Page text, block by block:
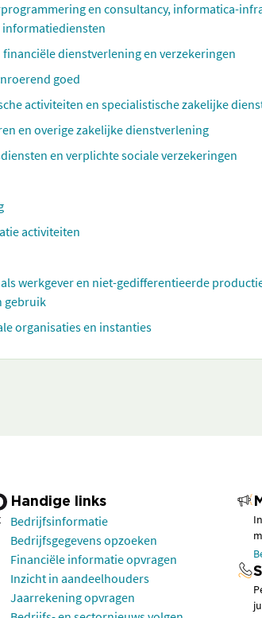
en consultancy, informatica-
informatiediensten
dienstverlening en verzekeringen
goed
activiteiten en specialistische zakelijke
en overige zakelijke dienstverlening
en verplichte sociale verzekeringen
activiteiten
werkgever en niet-gedifferentieerde
gebruik
organisaties en instanties
Handige links
Bedrijfsinformatie
Bedrijfsgegevens opzoeken
Financiële informatie opvragen
Inzicht in aandeelhouders
Jaarrekening opvragen